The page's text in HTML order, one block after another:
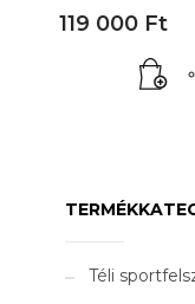
119 000 Ft
Téli